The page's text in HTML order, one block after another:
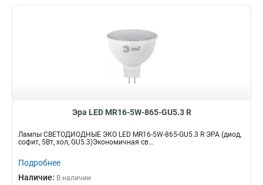
Эра LED MR16-5W-865-GU5.3 R
Лампы СВЕТОДИОДНЫЕ ЭКО LED MR16-5W-865-GU5.3 R ЭРА (диод,
софит, 5Вт, хол, GU5.3)Экономичная св...
Подробнее
Наличие: В наличии